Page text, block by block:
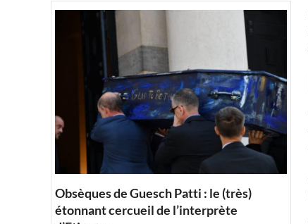
Obsèques de Guesch Patti : le (très)
étonnant cercueil de l’interprète